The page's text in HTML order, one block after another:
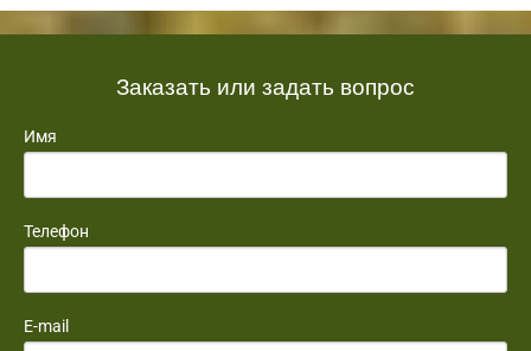
Заказать или задать вопрос
Имя
Телефон
E-mail